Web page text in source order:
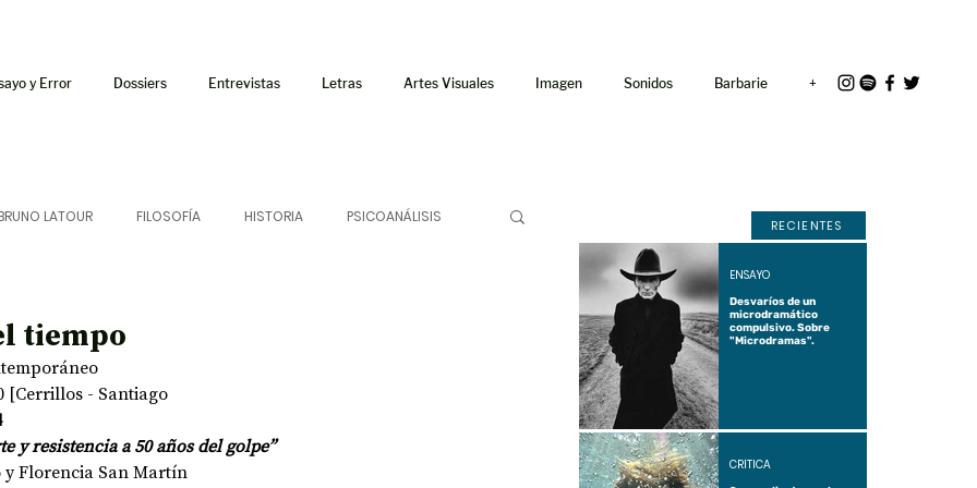
y Error Dossiers Entrevistas Letras Artes Visuales Imagen Sonidos Barbarie +
LATOUR FILOSOFÍA HISTORIA PSICOANÁLISIS
AUDIOTEXTO
AFUERISMOS POESÍA
tiempo
[Cerrillos - Santiago
y resistencia a 50 años del golpe”
Florencia San Martín
RECIENTES
Desvaríos de un
microdramático
compulsivo. Sobre
"Microdramas".
ENSAYO
CRÍTICA